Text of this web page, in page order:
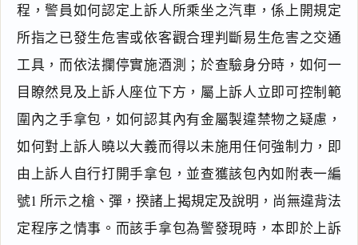
程，警員如何認定上訴人所乘坐之汽車，係上開規定
所指之已發生危害或依客觀合理判斷易生危害之交通
工具，而依法攔停實施酒測；於查驗身分時，如何一
目瞭然見及上訴人座位下方，屬上訴人立即可控制範
圍內之手拿包，如何認其內有金屬製違禁物之疑慮，
如何對上訴人曉以大義而得以未施用任何強制力，即
由上訴人自行打開手拿包，並查獲該包內如附表一編
號1 所示之槍、彈，揆諸上揭規定及說明，尚無違背法
定程序之情事。而該手拿包為警發現時，本即於上訴